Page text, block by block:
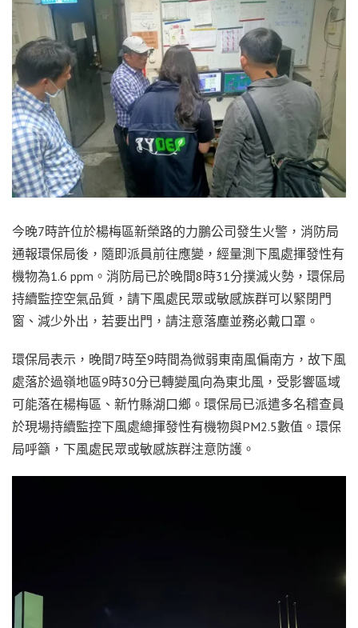
今晚7時許位於楊梅區新榮路的力鵬公司發生火警，消防局
通報環保局後，隨即派員前往應變，經量測下風處揮發性有
機物為1.6 ppm。消防局已於晚間8時31分撲滅火勢，環保局
持續監控空氣品質，請下風處民眾或敏感族群可以緊閉門
窗、減少外出，若要出門，請注意落塵並務必戴口罩。
環保局表示，晚間7時至9時間為微弱東南風偏南方，故下風
處落於過嶺地區9時30分已轉變風向為東北風，受影響區域
可能落在楊梅區、新竹縣湖口鄉。環保局已派遣多名稽查員
於現場持續監控下風處總揮發性有機物與PM2.5數值。環保
局呼籲，下風處民眾或敏感族群注意防護。